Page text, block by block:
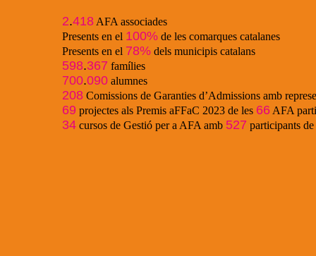
2.418 AFA associades
Presents en el 100% de les comarques catalanes
Presents en el 78% dels municipis catalans
598.367 famílies
700.090 alumnes
208 Comissions de Garanties d’Admissions amb
69 projectes als Premis aFFaC 2023 de les 66 AFA
34 cursos de Gestió per a AFA amb 527 participants de